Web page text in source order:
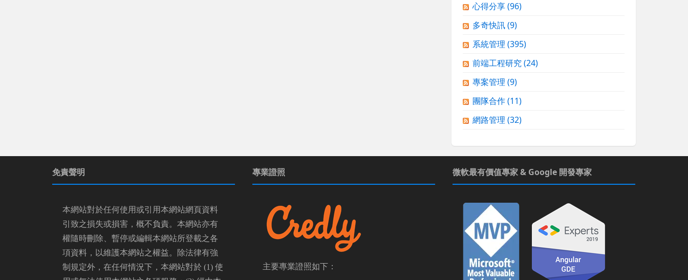
心得分享(96)
多奇快訊(9)
系統管理 (395)
前端工程研究(24)
專案管理 (9)
團隊合作(11)
網路管理 (32)
免責聲明
本網站對於任何使用或引用本網站網頁資料
引致之損失或損害，概不負責。本網站亦有
權隨時刪除、暫停或編輯本網站所登載之各
項資料，以維護本網站之權益。除法律有強
制規定外，在任何情況下，本網站對於 (1) 使
專業證照
主要專業證照如下：
微軟最有價值專家 & Google 開發專家